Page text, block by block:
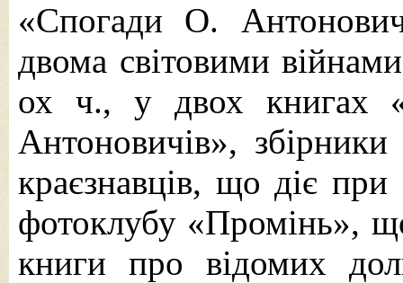
«Спогади О.
двома світовими
ох ч., у двох книгах
Антоновичів»,
краєзнавців, що діє
фотоклубу «Промінь»,
книги про відомих